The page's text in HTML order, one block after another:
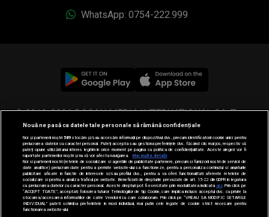
WhatsApp: 0754-222.999
© 2019-2026 DOGAN MEDIA INTERNATIONAL SA, Toate
drepturile rezervate.
Nouă ne pasă ca datele tale personale să rămână confidențiale
Noi și partenerii noștri589stocăm și/sau accesăm informații pe dispozitivul dvs., precum identificatorii cookie unici pentru
prelucrarea datelor cu caracter personal. Puteți accepta sau gestiona preferințele dvs. făcând clic mai jos, respectiv vă
puteți opune utilizării unui interes legitim în orice moment pe pagina cu politica de confidențialitate. Aceste alegeri vor fi
raportate partenerilor noștri și nu vă vor afecta navigarea.
Mai multe detalii
Noi si partenerii nostri (retelele de socializare si agentiile de publicitate partenere, precum si furnizorii nostri de servicii de
date analitice) prelucram date pentru a permite website-ului sa functioneze, pentru a personaliza continutul si anunturile
publicitare afisate in functie de interesele si/sau profilul dvs., pentru a va oferi functionalitati aferente retelelor de
socializare si pentru a analiza traficul pe website. Beneficiati de drepturile prevazute de art. 15-22 din GDPR in legatura
cu prelucrarea datelor cu caracter personal. Aceste drepturi pot fi exercitate prin modalitatea indicataaici . Prin click pe
“ACCEPT TOATE”, acceptati folosirea tuturor Tehnologiilor de tip Cookie, care implica inclusiv acceptul dvs. cu privire la
stocarea/accesarea informatiilor de catre Vendor-ii cu care colaboram. Prin click pe “VREAU SA MODIFIC SETARILE
INDIVIDUAL” puteti schimba preferintele in mod individual, mai putin cele legate de cookie strict necesare pentru
functionarea website-ului.